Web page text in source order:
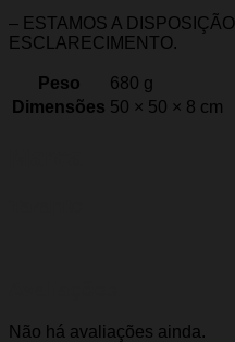
– ESTAMOS A
ESCLARECIMENTO.
Peso
680 g
Dimensões 50 × 50 × 8 cm
Não há avaliações ainda.